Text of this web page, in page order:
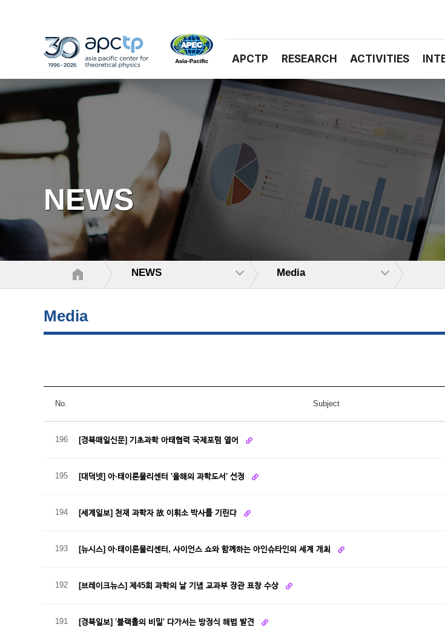
APCTP RESEARCH ACTIVITIES
NEWS
NEWS Media
Media
No. Subject
196 [경북매일신문] 기초과학 아태협력 국제포럼 열어
195 [대덕넷] 아·태이론물리센터 '올해의 과학도서' 선정
194 [세계일보] 천재 과학자 故 이휘소 박사를 기린다
193 [뉴시스] 아·태이론물리센터, 사이언스 쇼와 함께하는 아인슈타인의 세계 개최
192 [브레이크뉴스] 제45회 과학의 날 기념 교과부 장관 표창 수상
191 [경북일보] '블랙홀의 비밀' 다가서는 방정식 해법 발견